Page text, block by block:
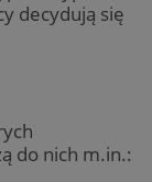
decydują się
do nich m.in.: